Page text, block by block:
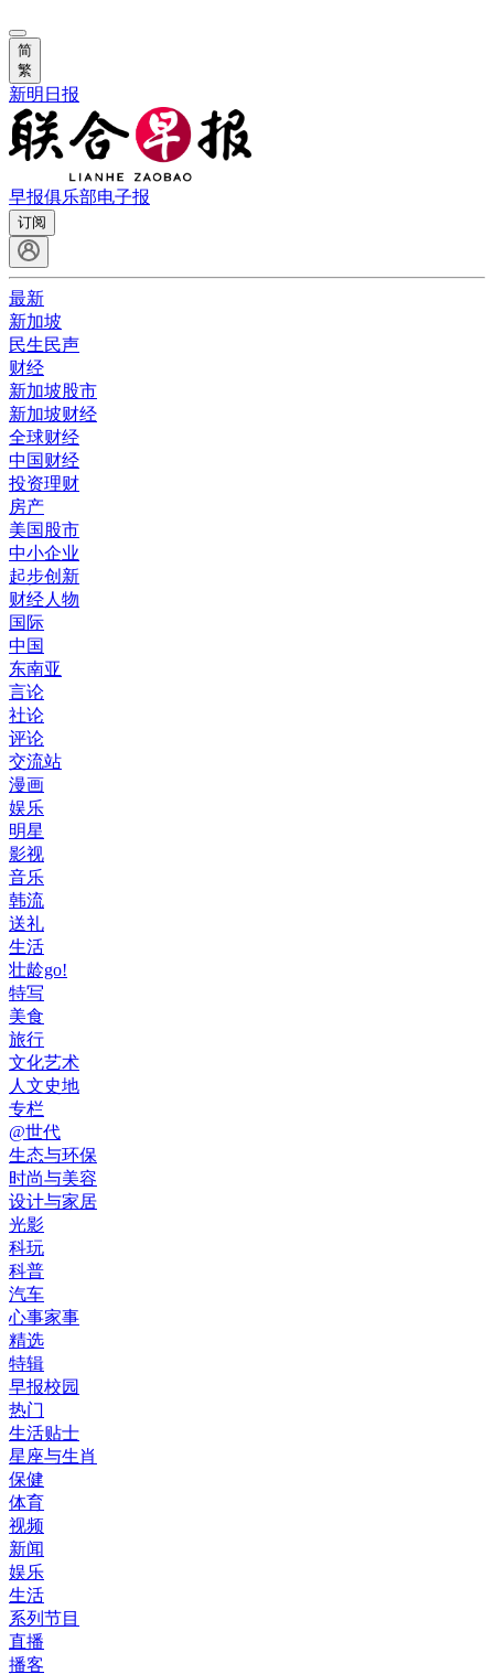
简
繁
新明日报
早报俱乐部电子报
订阅
最新
新加坡
民生民声
财经
新加坡股市
新加坡财经
全球财经
中国财经
投资理财
房产
美国股市
中小企业
起步创新
财经人物
国际
中国
东南亚
言论
社论
评论
交流站
漫画
娱乐
明星
影视
音乐
韩流
送礼
生活
壮龄go!
特写
美食
旅行
文化艺术
人文史地
专栏
@世代
生态与环保
时尚与美容
设计与家居
光影
科玩
科普
汽车
心事家事
精选
特辑
早报校园
热门
生活贴士
星座与生肖
保健
体育
视频
新闻
娱乐
生活
系列节目
直播
播客